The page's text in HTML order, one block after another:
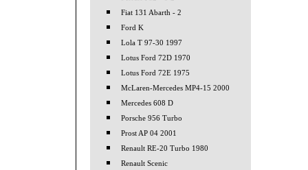
Fiat 131 Abarth - 2
Ford K
Lola T 97-30 1997
Lotus Ford 72D 1970
Lotus Ford 72E 1975
McLaren-Mercedes MP4-15 2000
Mercedes 608 D
Porsche 956 Turbo
Prost AP 04 2001
Renault RE-20 Turbo 1980
Renault Scenic